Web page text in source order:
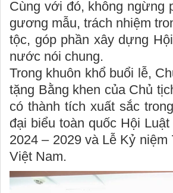
Cùng với đó, không ngừng
gương mẫu, trách nhiệm
tộc, góp phần xây dựng
nước nói chung.
Trong khuôn khổ buổi lễ,
tặng Bằng khen của Chủ
có thành tích xuất sắc
đại biểu toàn quốc Hội
2024 – 2029 và Lễ Kỷ
Việt Nam.